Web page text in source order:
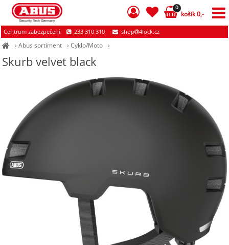
›Abus sortiment ›Cyklo/Moto ›
Skurb velvet black
0
košík 0,-
Centrum zabezpečení: 233 310 310 shop 4lock.cz